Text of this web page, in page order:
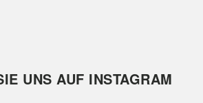
UNS AUF INSTAGRAM